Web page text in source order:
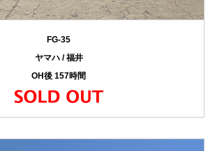
FG-35
ヤマハ / 福井
OH後 157時間